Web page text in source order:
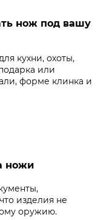
нож под вашу
кухни, охоты,
или
форме клинка и
ножи
изделия не
оружию.